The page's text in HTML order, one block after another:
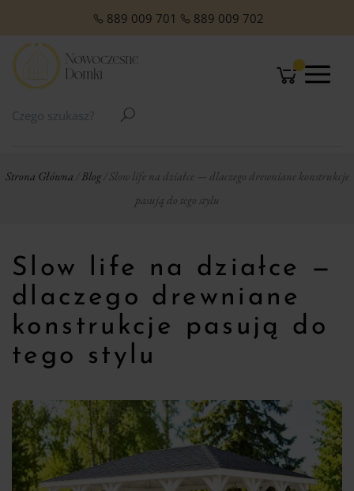
889 009 701 889 009 702
Strona Główna Blog/ Slow life na działce — dlaczego drewniane konstrukcje
pasują do tego stylu
Slow life na działce —
dlaczego drewniane
konstrukcje pasują do
tego stylu